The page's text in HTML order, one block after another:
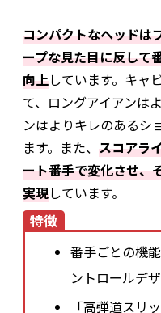
コンパクトなヘッドは
ープな見た目に反して
向上しています。キャ
て、ロングアイアンは
ンはよりキレのあるシ
ます。また、 スコアラ
ート番手で変化させ、
実現しています。
特徴
番手ごとの機
ントロールデザ
「高弾道スリ